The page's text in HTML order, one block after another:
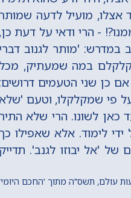
אצלו, מועיל לדעה שמותר
- הרי ודאי על דעת כן,
'מותר לגנוב
במה שמעתיק, מכל
כן שני הטעמים דרושים:
פי שמקלקלו, וטעם
לשונו. הרי שלא התיר
לימוד. אלא שאפילו
'אל יבוזו לגנב'. תדייק
עולם, תשס"ה מתוך 'החכם